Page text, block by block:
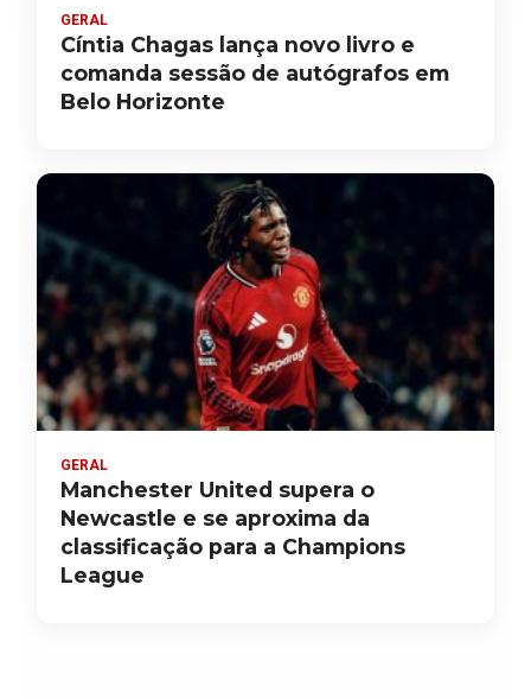
GERAL
Cíntia Chagas lança novo livro e
comanda sessão de autógrafos em
Belo Horizonte
GERAL
Manchester United supera o
Newcastle e se aproxima da
classificação para a Champions
League